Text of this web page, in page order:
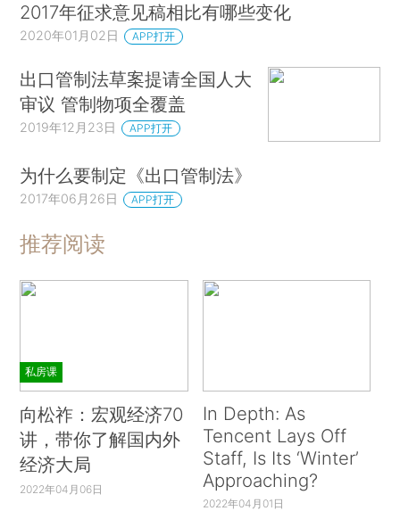
2017年征求意见稿相比有哪些变化
2020年01月02日 APP打开
出口管制法草案提请全国人大
审议 管制物项全覆盖
2019年12月23日 APP打开
为什么要制定《出口管制法》
2017年06月26日 APP打开
推荐阅读
私房课
向松祚：宏观经济70
讲，带你了解国内外
经济大局
2022年04月06日
In Depth: As
Tencent Lays Off
Staff, Is Its ‘Winter’
Approaching?
2022年04月01日